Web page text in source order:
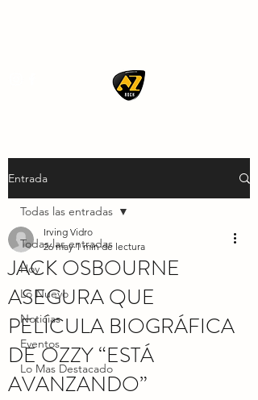
Entrada
Todas las entradas
Hoy
Lo Nuevo
Noticias
Eventos
Lo Mas Destacado
Todas las entradas
JACK OSBOURNE
ASEGURA QUE
PELÍCULA BIOGRÁFICA
DE OZZY “ESTÁ
AVANZANDO”
Irving Vidro
26 may 1 min de lectura